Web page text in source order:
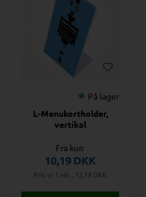
På lager
L-Menukortholder,
vertikal
Fra kun
10,19 DKK
Pris v/ 1 stk., 12,19 DKK